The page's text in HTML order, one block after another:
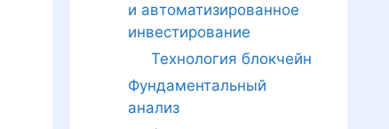
и автоматизированное
инвестирование
Технология блокчейн
Фундаментальный
анализ